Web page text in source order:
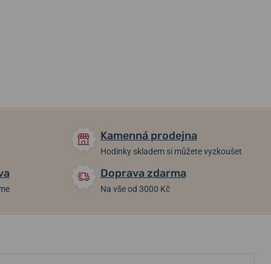
Kamenná prodejna
Hodinky skladem si můžete vyzkoušet
Doprava zdarma
Na vše od 3000 Kč